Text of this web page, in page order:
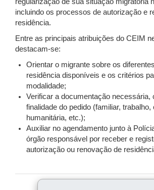
incluindo os processos de autorização e
residência.
Entre as principais atribuições do CEIM
destacam-se:
Orientar o migrante sobre os
residência disponíveis e os critérios
modalidade;
Verificar a documentação necessária,
finalidade do pedido (familiar,
humanitária, etc.);
Auxiliar no agendamento junto à
órgão responsável por receber e
autorização ou renovação de